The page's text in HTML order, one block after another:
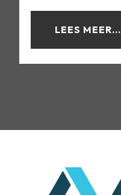
LEES MEER...